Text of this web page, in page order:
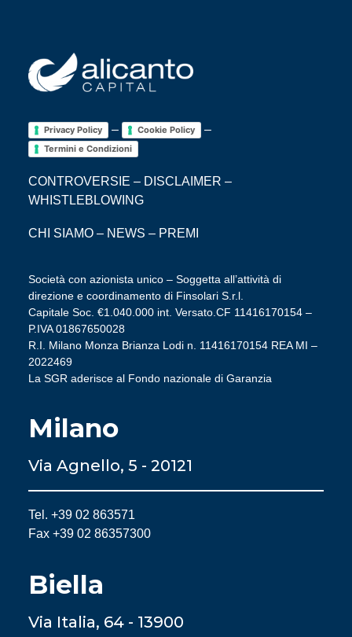
Privacy Policy – Cookie Policy –
Termini e Condizioni
CONTROVERSIE – DISCLAIMER –
WHISTLEBLOWING
CHI SIAMO – NEWS – PREMI
Società con azionista unico – Soggetta all’attività di
direzione e coordinamento di Finsolari S.r.l.
Capitale Soc. €1.040.000 int. Versato.CF 11416170154 –
P.IVA 01867650028
R.I. Milano Monza Brianza Lodi n. 11416170154 REA MI –
2022469
La SGR aderisce al Fondo nazionale di Garanzia
Milano
Via Agnello, 5 - 20121
Tel. +39 02 863571
Fax +39 02 86357300
Biella
Via Italia, 64 - 13900